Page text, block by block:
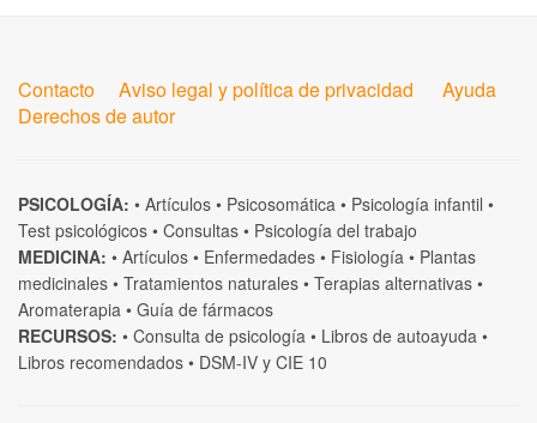
Contacto Aviso legal y política de privacidad
Ayuda
Derechos de autor
PSICOLOGÍA: • Artículos • Psicosomática • Psicología infantil •
Test psicológicos • Consultas • Psicología del trabajo
MEDICINA: • Artículos • Enfermedades • Fisiología • Plantas
medicinales • Tratamientos naturales • Terapias alternativas •
Aromaterapia • Guía de fármacos
RECURSOS: • Consulta de psicología • Libros de autoayuda •
Libros recomendados • DSM-IV y CIE 10